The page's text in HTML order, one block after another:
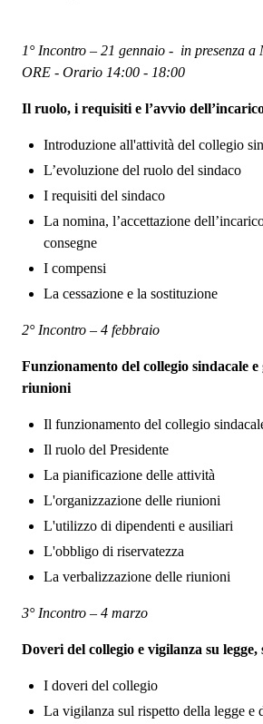
1° Incontro – 21 gennaio - in presenza a
ORE - Orario 14:00 - 18:00
Il ruolo, i requisiti e l’avvio
Introduzione all'attività del collegio
L’evoluzione del ruolo del sindaco
I requisiti del sindaco
La nomina, l’accettazione
consegne
I compensi
La cessazione e la sostituzione
2° Incontro – 4 febbraio
Funzionamento del collegio sindacale
riunioni
Il funzionamento del collegio
Il ruolo del Presidente
La pianificazione delle attività
L'organizzazione delle riunioni
L'utilizzo di dipendenti e ausiliari
L'obbligo di riservatezza
La verbalizzazione delle riunioni
3° Incontro – 4 marzo
Doveri del collegio e vigilanza su
I doveri del collegio
La vigilanza sul rispetto della legge e